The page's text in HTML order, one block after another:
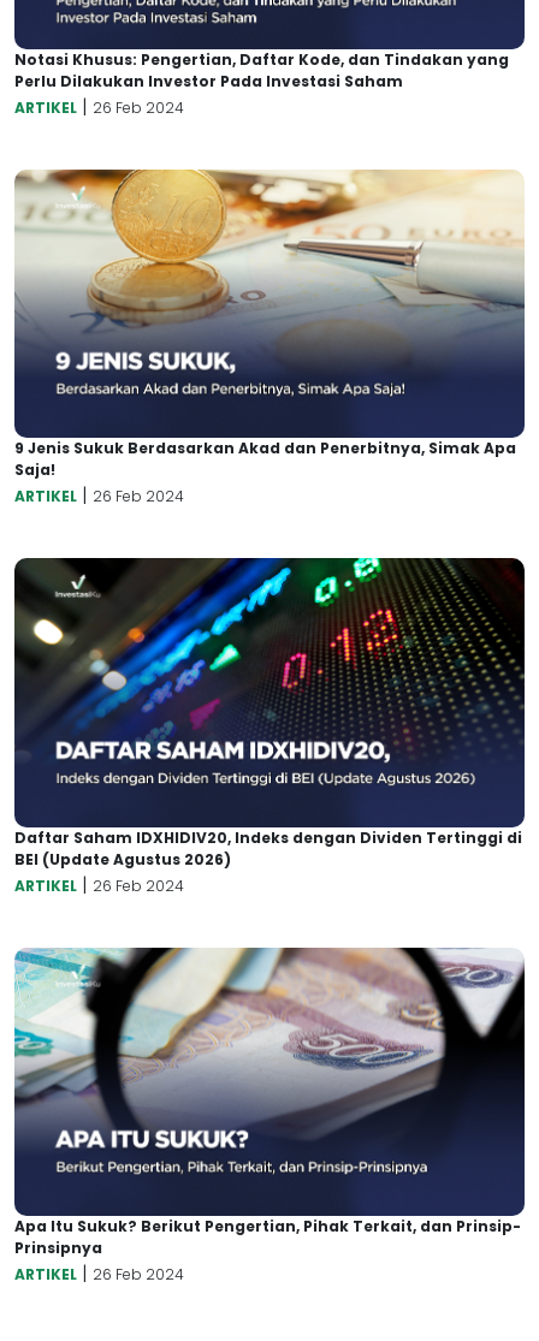
Notasi Khusus: Pengertian, Daftar Kode, dan Tindakan yang
Perlu Dilakukan Investor Pada Investasi Saham
ARTIKEL | 26 Feb 2024
9 Jenis Sukuk Berdasarkan Akad dan Penerbitnya, Simak Apa
Saja!
ARTIKEL | 26 Feb 2024
Daftar Saham IDXHIDIV20, Indeks dengan Dividen Tertinggi di
BEI (Update Agustus 2026)
ARTIKEL | 26 Feb 2024
Apa Itu Sukuk? Berikut Pengertian, Pihak Terkait, dan Prinsip-
Prinsipnya
ARTIKEL | 26 Feb 2024